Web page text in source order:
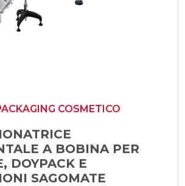
COSMETICO
A BOBINA PER
DOYPACK E
SAGOMATE